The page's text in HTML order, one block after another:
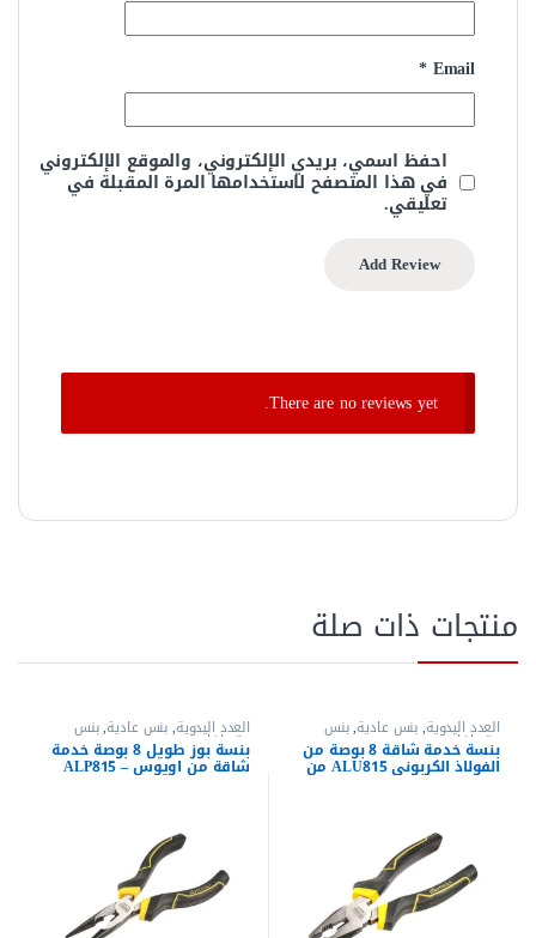
Email
*
احفظ اسمي، بريدي الإلكتروني، والموقع الإلكتروني
في هذا المتصفح لاستخدامها المرة المقبلة في
تعليقي.
There are no reviews yet.
منتجات ذات صلة
العدد اليدوية,بنس عادية,بنس
وقصافات بنسة خدمة شاقة 8 بوصة من
الفولاذ الكربوني ALU815 من
اويوس
العدد اليدوية,بنس عادية,بنس
وقصافات بنسة بوز طويل 8 بوصة خدمة
شاقة من اويوس – ALP815